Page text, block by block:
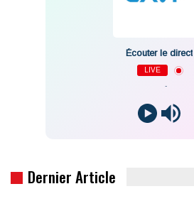
Écouter le direct
LIVE
Dernier Article